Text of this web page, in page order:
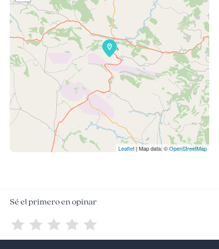
Leaflet| Map data: ©OpenStreetMap
Sé el primero en opinar